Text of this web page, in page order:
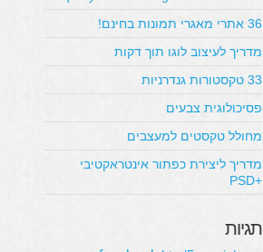
36 אתרי מאגרי תמונות בחינם!
מדריך לעיצוב לוגו תוך דקות
33 טקסטורות גנדרניות
פסיכולוגית צבעים
מחולל טקסטים למעצבים
מדריך ליצירת כפתור אינטראקטיבי
+PSD
תגיות